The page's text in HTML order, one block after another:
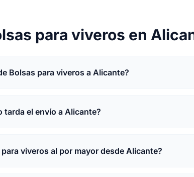
para viveros en
Bolsas para viveros a Alicante?
tarda el envío a Alicante?
viveros al por mayor desde Alicante?